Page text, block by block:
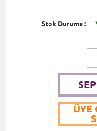
Stok Durumu
ÜYE